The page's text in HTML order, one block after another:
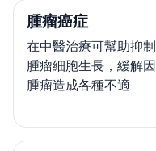
腫瘤癌症
在中醫治療可幫助抑制
腫瘤細胞生長，緩解因
腫瘤造成各種不適